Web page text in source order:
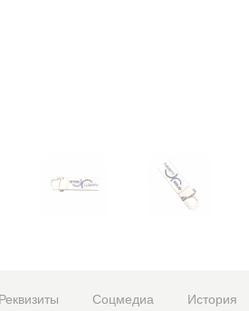
Реквизиты Соцмедиа История